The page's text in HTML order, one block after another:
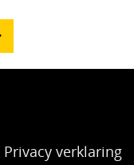
Privacy verklaring